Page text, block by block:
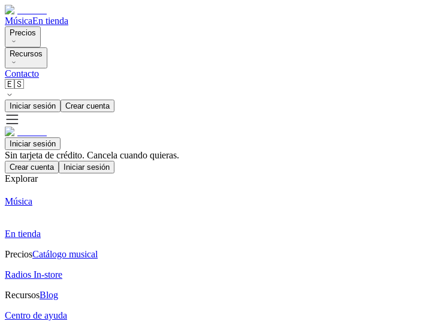
MúsicaEn tienda
Precios
Recursos
Contacto
🇪🇸
Iniciar sesión Crear cuenta
Iniciar sesión
Sin tarjeta de crédito. Cancela cuando quieras.
Crear cuenta Iniciar sesión
Explorar
Música
En tienda
PreciosCatálogo musical
Radios In-store
RecursosBlog
Centro de ayuda